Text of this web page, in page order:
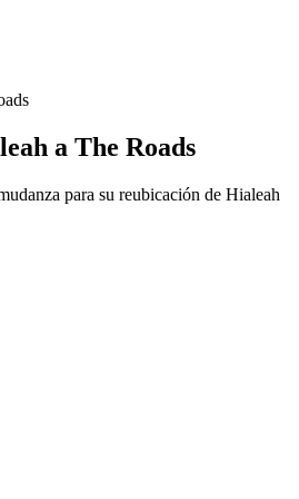
a The Roads
para su reubicación de Hialeah